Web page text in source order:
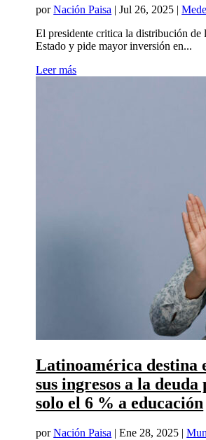
porNación Paisa |Jul 26, 2025 |
El presidente critica la distribución de
Estado y pide mayor inversión en...
Leer más
Latinoamérica destina
sus ingresos a la
solo el 6 % a educación
porNación Paisa |Ene 28, 2025 |